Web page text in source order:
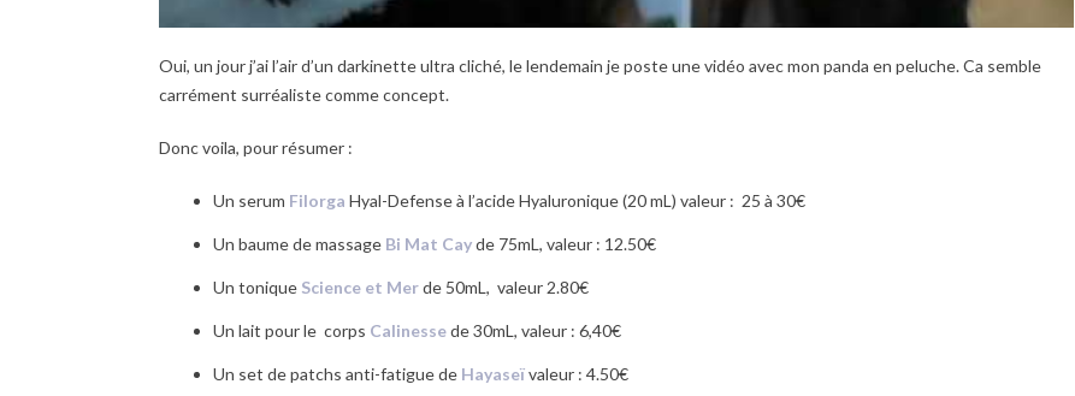
Oui, un jour j’ai l’air d’un darkinette ultra cliché, le lendemain je poste une vidéo avec mon panda en peluche. Ca semble
carrément surréaliste comme concept.
Donc voila, pour résumer :
Un serum Filorga Hyal-Defense à l’acide Hyaluronique (20 mL) valeur : 25 à 30€
Un baume de massage Bi Mat Cayde 75mL, valeur : 12.50€
Un tonique Science et Merde 50mL, valeur 2.80€
Un lait pour le corps Calinessede 30mL, valeur : 6,40€
Un set de patchs anti-fatigue de Hayaseïvaleur : 4.50€